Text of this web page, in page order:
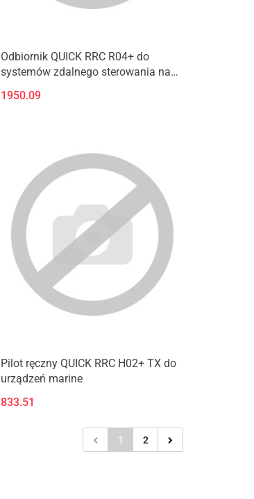
Odbiornik QUICK RRC R04+ do
systemów zdalnego sterowania na
1950.09
Pilot ręczny QUICK RRC H02+ TX do
urządzeń marine
833.51
1 2